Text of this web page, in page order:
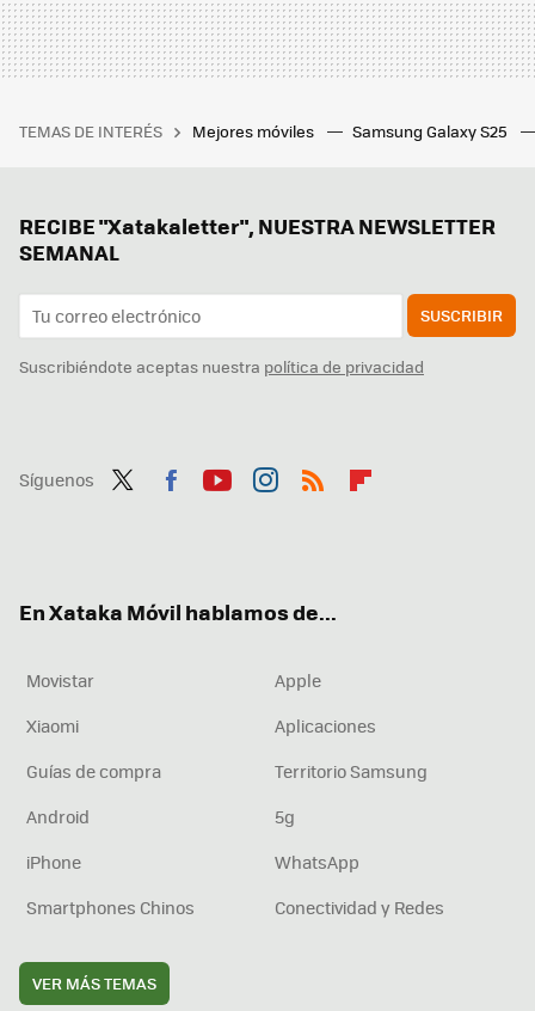
TEMAS DE INTERÉS Mejores móviles Samsung Galaxy S25
RECIBE "Xatakaletter", NUESTRA NEWSLETTER
SEMANAL
SUSCRIBIR
Suscribiéndote aceptas nuestra política de privacidad
Síguenos
En Xataka Móvil hablamos de...
Movistar
Apple
Xiaomi
Aplicaciones
Guías de compra
Territorio Samsung
Android
5g
iPhone
WhatsApp
Smartphones Chinos
Conectividad y Redes
VER MÁS TEMAS